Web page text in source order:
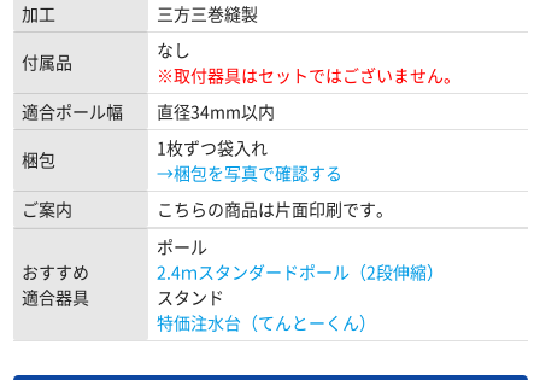
加工
三方三巻縫製
付属品
なし
※取付器具はセットではございません。
適合ポール幅
直径34mm以内
梱包
1枚ずつ袋入れ
→梱包を写真で確認する
ご案内
こちらの商品は片面印刷です。
おすすめ
適合器具
ポール
2.4ｍスタンダードポール（2段伸縮）
スタンド
特価注水台（てんとーくん）